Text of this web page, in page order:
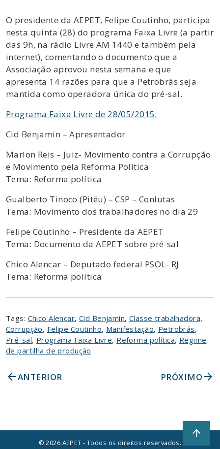
O presidente da AEPET, Felipe Coutinho, participa
nesta quinta (28) do programa Faixa Livre (a partir
das 9h, na rádio Livre AM 1440 e também pela
internet), comentando o documento que a
Associação aprovou nesta semana e que
apresenta 14 razões para que a Petrobrás seja
mantida como operadora única do pré-sal.
Programa Faixa Livre de 28/05/2015:
Cid Benjamin – Apresentador
Marlon Reis – Juiz- Movimento contra a Corrupção
e Movimento pela Reforma Política
Tema: Reforma política
Gualberto Tinoco (Pitéu) – CSP – Conlutas
Tema: Movimento dos trabalhadores no dia 29
Felipe Coutinho – Presidente da AEPET
Tema: Documento da AEPET sobre pré-sal
Chico Alencar – Deputado federal PSOL- RJ
Tema: Reforma política
Tags: Chico Alencar, Cid Benjamin, Classe trabalhadora,
Corrupção, Felipe Coutinho, Manifestação, Petrobrás,
Pré-sal, Programa Faixa Livre, Reforma política, Regime
de partilha de produção
arrow_backANTERIOR PRÓXIMO arrow_forward
© 2026 AEPET - Todos os direitos reservados.
arrow_upward